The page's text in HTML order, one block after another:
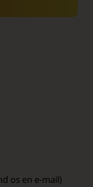
os en e-mail)